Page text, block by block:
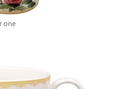
one